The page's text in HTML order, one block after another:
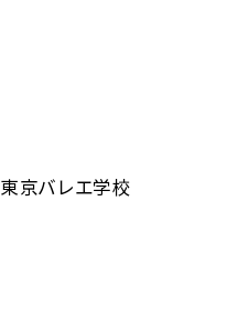
東京バレエ学校